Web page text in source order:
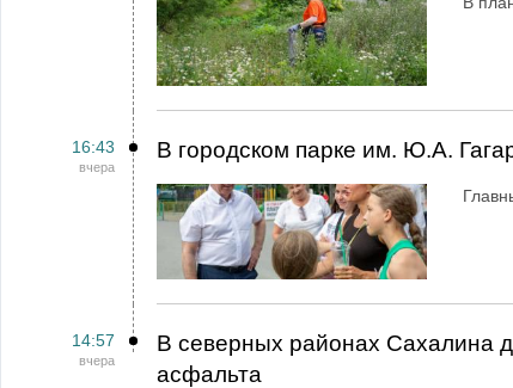
16:43
вчера
В городском парке им. Ю.А.
14:57
вчера
В северных районах Сахалина
асфальта